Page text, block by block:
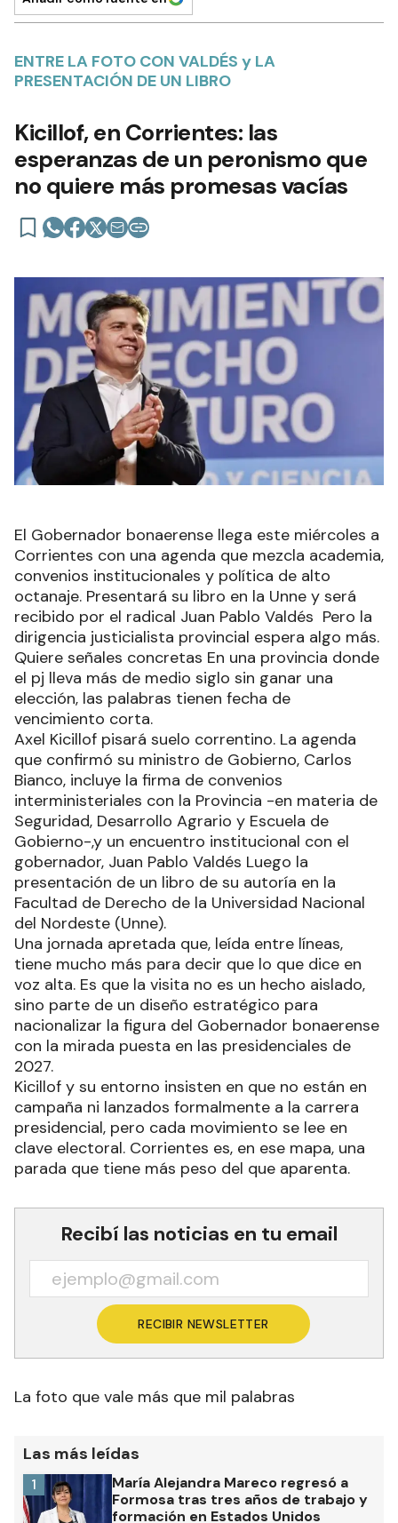
ENTRE LA FOTO CON VALDÉS y LA
PRESENTACIÓN DE UN LIBRO
Kicillof, en Corrientes: las
esperanzas de un peronismo que
no quiere más promesas vacías
El Gobernador bonaerense llega este miércoles a
Corrientes con una agenda que mezcla academia,
convenios institucionales y política de alto
octanaje. Presentará su libro en la Unne y será
recibido por el radical Juan Pablo Valdés Pero la
dirigencia justicialista provincial espera algo más.
Quiere señales concretas En una provincia donde
el pj lleva más de medio siglo sin ganar una
elección, las palabras tienen fecha de
vencimiento corta.
Axel Kicillof pisará suelo correntino. La agenda
que confirmó su ministro de Gobierno, Carlos
Bianco, incluye la firma de convenios
interministeriales con la Provincia -en materia de
Seguridad, Desarrollo Agrario y Escuela de
Gobierno-,y un encuentro institucional con el
gobernador, Juan Pablo Valdés Luego la
presentación de un libro de su autoría en la
Facultad de Derecho de la Universidad Nacional
del Nordeste (Unne).
Una jornada apretada que, leída entre líneas,
tiene mucho más para decir que lo que dice en
voz alta. Es que la visita no es un hecho aislado,
sino parte de un diseño estratégico para
nacionalizar la figura del Gobernador bonaerense
con la mirada puesta en las presidenciales de
2027.
Kicillof y su entorno insisten en que no están en
campaña ni lanzados formalmente a la carrera
presidencial, pero cada movimiento se lee en
clave electoral. Corrientes es, en ese mapa, una
parada que tiene más peso del que aparenta.
Recibí las noticias en tu email
RECIBIR NEWSLETTER
La foto que vale más que mil palabras
Las más leídas
María Alejandra Mareco regresó a
Formosa tras tres años de trabajo y
formación en Estados Unidos
1